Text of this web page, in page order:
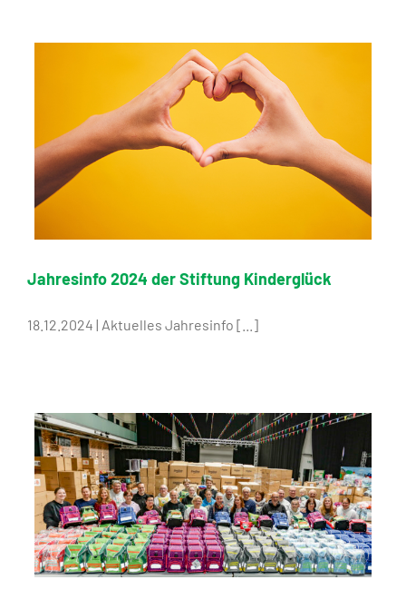
Jahresinfo 2024 der Stiftung Kinderglück
18.12.2024 | Aktuelles Jahresinfo [...]